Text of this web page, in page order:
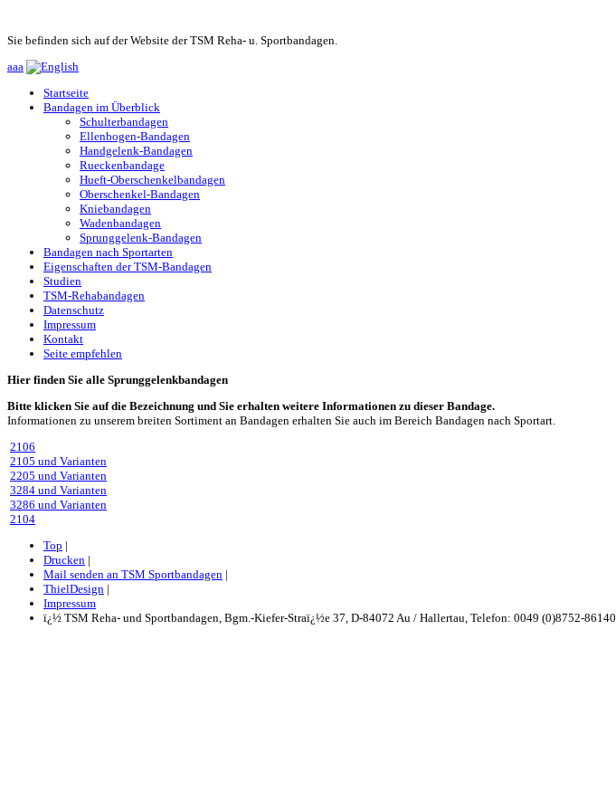
Sie befinden sich auf der Website der TSM Reha- u. Sportbandagen.
aaa
Startseite
Bandagen im Überblick
Schulterbandagen
Ellenbogen-Bandagen
Handgelenk-Bandagen
Rueckenbandage
Hueft-Oberschenkelbandagen
Oberschenkel-Bandagen
Kniebandagen
Wadenbandagen
Sprunggelenk-Bandagen
Bandagen nach Sportarten
Eigenschaften der TSM-Bandagen
Studien
TSM-Rehabandagen
Datenschutz
Impressum
Kontakt
Seite empfehlen
Hier finden Sie alle Sprunggelenkbandagen
Bitte klicken Sie auf die Bezeichnung und Sie erhalten weitere Informationen zu dieser Bandage.
Informationen zu unserem breiten Sortiment an Bandagen erhalten Sie auch im Bereich Bandagen nach Sportart.
2106
2105 und Varianten
2205 und Varianten
3284 und Varianten
3286 und Varianten
2104
Top |
Drucken |
Mail senden an TSM Sportbandagen |
ThielDesign |
Impressum
ï¿½ TSM Reha- und Sportbandagen, Bgm.-Kiefer-Straï¿½e 37, D-84072 Au / Hallertau, Telefon: 0049 (0)8752-86140